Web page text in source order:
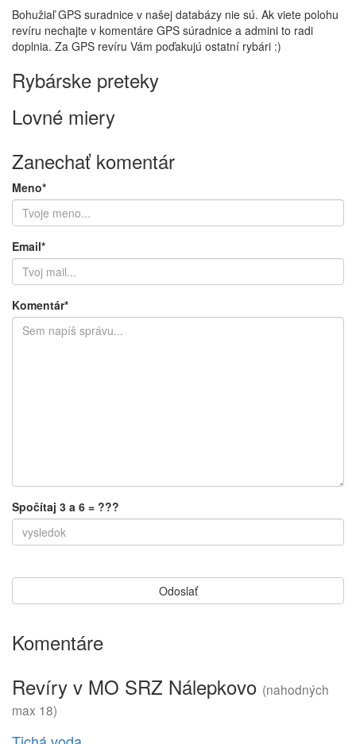
Bohužiaľ GPS suradnice v našej databázy nie sú. Ak viete polohu
revíru nechajte v komentáre GPS súradnice a admini to radi
doplnia. Za GPS revíru Vám poďakujú ostatní rybári :)
Rybárske preteky
Lovné miery
Zanechať komentár
Meno*
Email*
Komentár*
Spočítaj 3 a 6 = ???
Komentáre
Revíry v MO SRZ Nálepkovo (nahodných
max 18)